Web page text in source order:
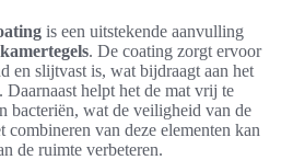
is een uitstekende aanvulling
. De coating zorgt ervoor
en slijtvast is, wat bijdraagt aan het
helpt het de mat vrij te
bacteriën, wat de veiligheid van de
combineren van deze elementen kan
de ruimte verbeteren.